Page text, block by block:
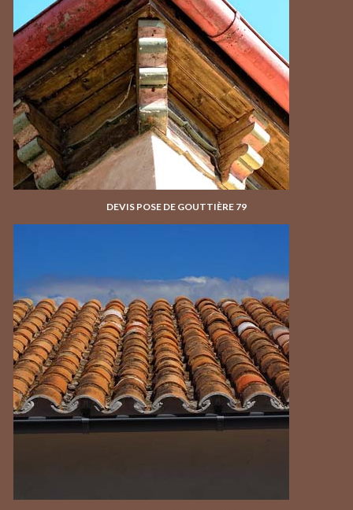
DEVIS POSE DE GOUTTIÈRE 79